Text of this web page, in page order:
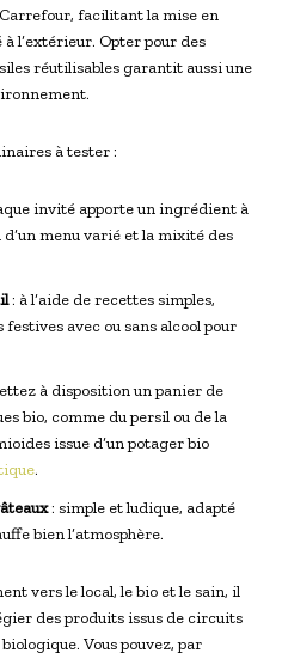
facilitant la mise en
à l’extérieur. Opter pour des
réutilisables garantit aussi une
à tester :
invité apporte un ingrédient à
menu varié et la mixité des
: à l’aide de recettes simples,
avec ou sans alcool pour
à disposition un panier de
bio, comme du persil ou de la
issue d’un potager bio
.
: simple et ludique, adapté
bien l’atmosphère.
vers le local, le bio et le sain, il
des produits issus de circuits
Vous pouvez, par